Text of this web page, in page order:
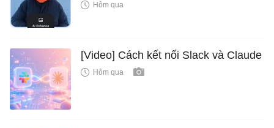
Hôm qua
[Video] Cách kết nối Slack và Claude
Hôm qua